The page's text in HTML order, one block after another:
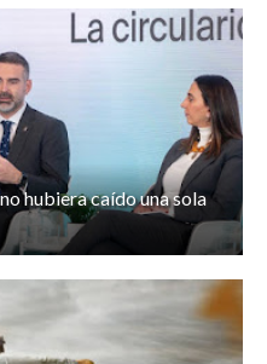
hubiera caído una sola